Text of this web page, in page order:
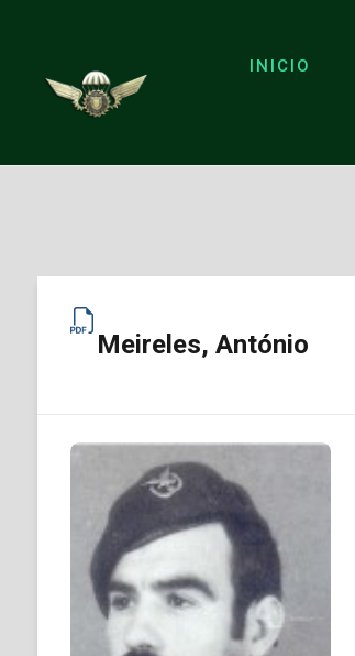
INICIO
Meireles, António